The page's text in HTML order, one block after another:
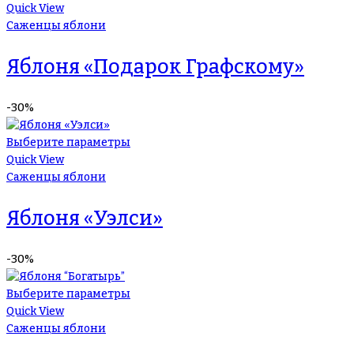
Quick View
Саженцы яблони
Яблоня «Подарок Графскому»
-30%
Выберите параметры
Quick View
Саженцы яблони
Яблоня «Уэлси»
-30%
Выберите параметры
Quick View
Саженцы яблони